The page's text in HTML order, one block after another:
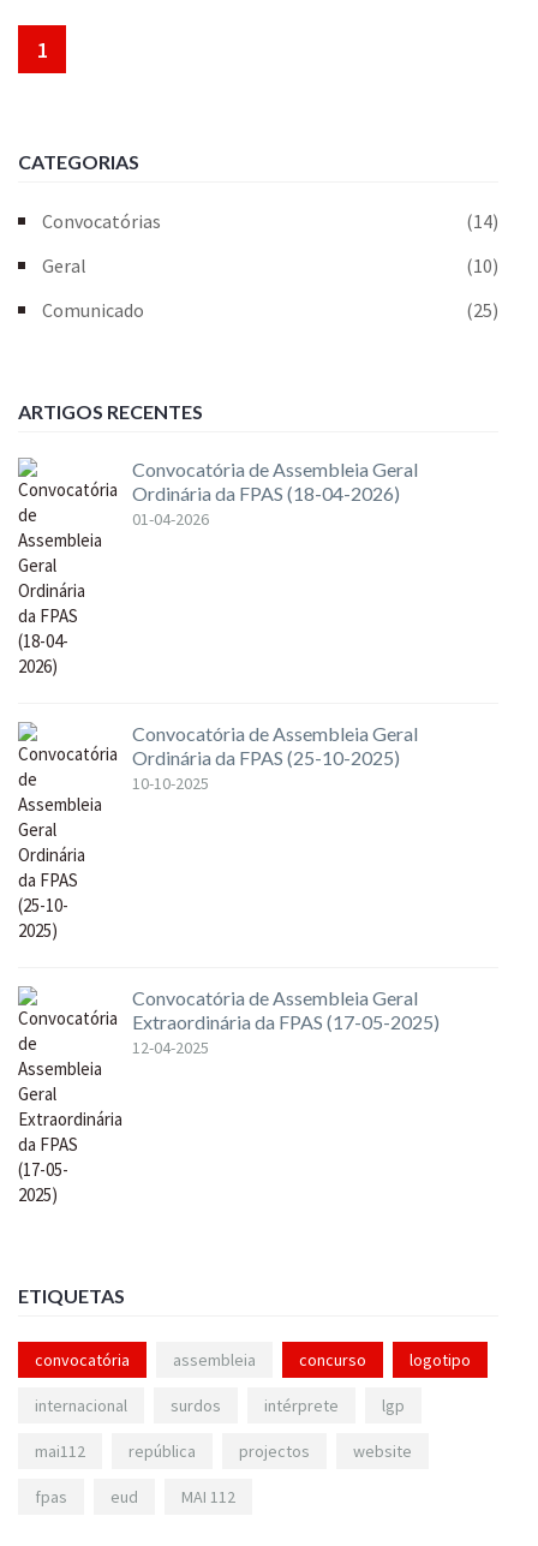
1
CATEGORIAS
Convocatórias
(14)
Geral
(10)
Comunicado
(25)
ARTIGOS RECENTES
Convocatória de Assembleia Geral
Ordinária da FPAS (18-04-2026)
01-04-2026
Convocatória de Assembleia Geral
Ordinária da FPAS (25-10-2025)
10-10-2025
Convocatória de Assembleia Geral
Extraordinária da FPAS (17-05-2025)
12-04-2025
ETIQUETAS
convocatória assembleia concurso logotipo
internacional surdos intérprete lgp
mai112 república projectos website
fpas eud MAI 112